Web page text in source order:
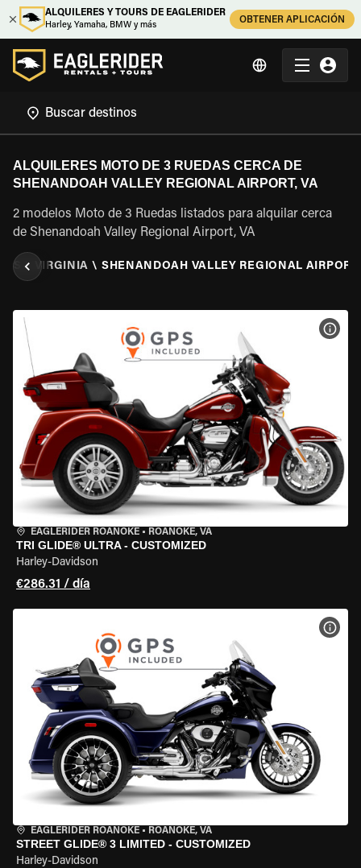
ALQUILERES Y TOURS DE EAGLERIDER
Harley, Yamaha, BMW y más
OBTENER APLICACIÓN
ALQUILERES MOTO DE 3 RUEDAS CERCA DE
SHENANDOAH VALLEY REGIONAL AIRPORT, VA
2 modelos Moto de 3 Ruedas listados para alquilar cerca
de Shenandoah Valley Regional Airport, VA
\ VIRGINIA \ SHENANDOAH VALLEY REGIONAL
EAGLERIDER ROANOKE • ROANOKE, VA
TRI GLIDE® ULTRA - CUSTOMIZED
Harley-Davidson
€286.31 / día
VER
EAGLERIDER ROANOKE • ROANOKE, VA
STREET GLIDE® 3 LIMITED - CUSTOMIZED
Harley-Davidson
VER